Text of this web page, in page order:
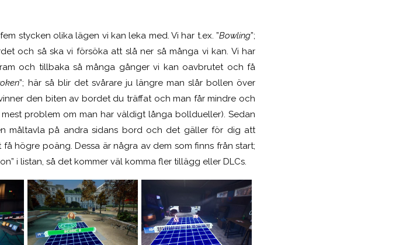
stycken olika lägen vi kan leka med. Vi har t.ex. ”Bowling”;
och så ska vi försöka att slå ner så många vi kan. Vi har
och tillbaka så många gånger vi kan oavbrutet och få
”; här så blir det svårare ju längre man slår bollen över
den biten av bordet du träffat och man får mindre och
problem om man har väldigt långa bolldueller). Sedan
måltavla på andra sidans bord och det gäller för dig att
högre poäng. Dessa är några av dem som finns från start;
i listan, så det kommer väl komma fler tillägg eller DLCs.